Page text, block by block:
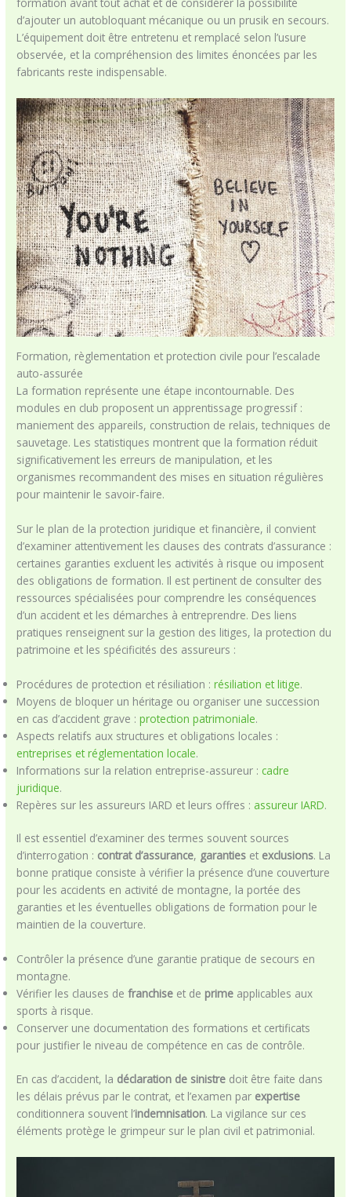
d’ajouter un autobloquant mécanique ou un prusik en secours.
L’équipement doit être entretenu et remplacé selon l’usure
observée, et la compréhension des limites énoncées par les
fabricants reste indispensable.
Formation, règlementation et protection civile pour l’escalade
auto-assurée
La formation représente une étape incontournable. Des
modules en club proposent un apprentissage progressif :
maniement des appareils, construction de relais, techniques de
sauvetage. Les statistiques montrent que la formation réduit
significativement les erreurs de manipulation, et les
organismes recommandent des mises en situation régulières
pour maintenir le savoir-faire.
Sur le plan de la protection juridique et financière, il convient
d’examiner attentivement les clauses des contrats d’assurance :
certaines garanties excluent les activités à risque ou imposent
des obligations de formation. Il est pertinent de consulter des
ressources spécialisées pour comprendre les conséquences
d’un accident et les démarches à entreprendre. Des liens
pratiques renseignent sur la gestion des litiges, la protection du
patrimoine et les spécificités des assureurs :
Procédures de protection et résiliation :résiliation et litige.
Moyens de bloquer un héritage ou organiser une succession
en cas d’accident grave :protection patrimoniale.
Aspects relatifs aux structures et obligations locales :
entreprises et réglementation locale.
Informations sur la relation entreprise-assureur : cadre
juridique.
Repères sur les assureurs IARD et leurs offres : assureur IARD.
Il est essentiel d’examiner des termes souvent sources
d’interrogation : contrat d’assurance, garanties et exclusions. La
bonne pratique consiste à vérifier la présence d’une couverture
pour les accidents en activité de montagne, la portée des
garanties et les éventuelles obligations de formation pour le
maintien de la couverture.
Contrôler la présence d’une garantie pratique de secours en
montagne.
Vérifier les clauses defranchise et de prime applicables aux
sports à risque.
Conserver une documentation des formations et certificats
pour justifier le niveau de compétence en cas de contrôle.
En cas d’accident, la déclaration de sinistre doit être faite dans
les délais prévus par le contrat, et l’examen par expertise
conditionnera souvent l’indemnisation. La vigilance sur ces
éléments protège le grimpeur sur le plan civil et patrimonial.